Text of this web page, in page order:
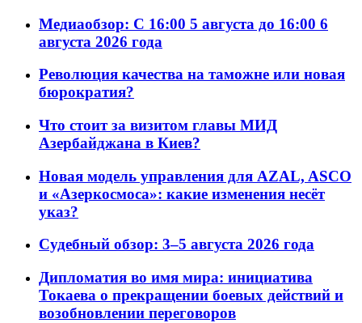
Медиаобзор: С 16:00 5 августа до 16:00 6
августа 2026 года
Революция качества на таможне или новая
бюрократия?
Что стоит за визитом главы МИД
Азербайджана в Киев?
Новая модель управления для AZAL, ASCO
и «Азеркосмоса»: какие изменения несёт
указ?
Судебный обзор: 3–5 августа 2026 года
Дипломатия во имя мира: инициатива
Токаева о прекращении боевых действий и
возобновлении переговоров